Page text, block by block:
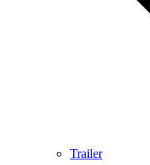
Trailer